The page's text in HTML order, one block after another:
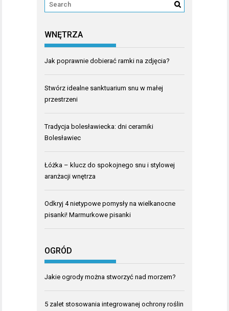
WNĘTRZA
Jak poprawnie dobierać ramki na zdjęcia?
Stwórz idealne sanktuarium snu w małej
przestrzeni
Tradycja bolesławiecka: dni ceramiki
Bolesławiec
Łóżka – klucz do spokojnego snu i stylowej
aranżacji wnętrza
Odkryj 4 nietypowe pomysły na wielkanocne
pisanki! Marmurkowe pisanki
OGRÓD
Jakie ogrody można stworzyć nad morzem?
5 zalet stosowania integrowanej ochrony roślin